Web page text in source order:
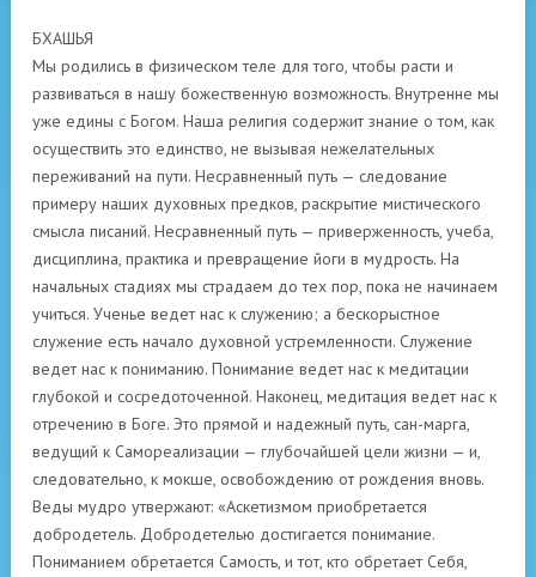
БХАШЬЯ
Мы родились в физическом теле для того, чтобы расти и
развиваться в нашу божественную возможность. Внутренне мы
уже едины с Богом. Наша религия содержит знание о том, как
осуществить это единство, не вызывая нежелательных
переживаний на пути. Несравненный путь — следование
примеру наших духовных предков, раскрытие мистического
смысла писаний. Несравненный путь — приверженность, учеба,
дисциплина, практика и превращение йоги в мудрость. На
начальных стадиях мы страдаем до тех пор, пока не начинаем
учиться. Ученье ведет нас к служению; а бескорыстное
служение есть начало духовной устремленности. Служение
ведет нас к пониманию. Понимание ведет нас к медитации
глубокой и сосредоточенной. Наконец, медитация ведет нас к
отречению в Боге. Это прямой и надежный путь, сан-марга,
ведущий к Самореализации — глубочайшей цели жизни — и,
следовательно, к мокше, освобождению от рождения вновь.
Веды мудро утвержают: «Аскетизмом приобретается
добродетель. Добродетелью достигается понимание.
Пониманием обретается Самость, и тот, кто обретает Себя,